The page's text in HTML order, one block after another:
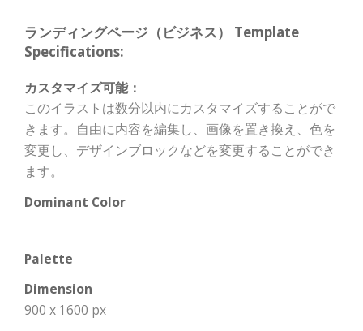
ランディングページ（ビジネス） Template
Specifications:
カスタマイズ可能：
このイラストは数分以内にカスタマイズすることがで
きます。自由に内容を編集し、画像を置き換え、色を
変更し、デザインブロックなどを変更することができ
ます。
Dominant Color
Palette
Dimension
900 x 1600 px